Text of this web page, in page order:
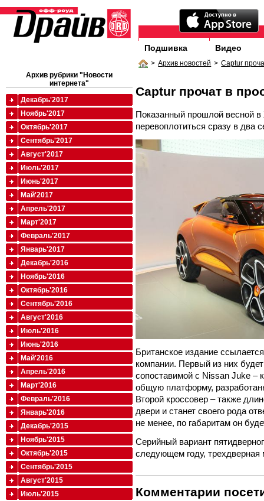
Подшивка Видео
> Архив новостей > Captur
Captur прочат в
Показанный прошлой весной
перевоплотиться сразу в два
Британское издание
компании. Первый из них
сопоставимой с Nissan Juke –
общую платформу,
Второй кроссовер – также
двери и станет своего рода
не менее, по габаритам он
Серийный вариант
следующем году, трехдверная
Комментарии
Архив рубрики "Новости
интернета"
Декабрь'2017
Ноябрь'2017
Октябрь'2017
Сентябрь'2017
Август'2017
Июль'2017
Июнь'2017
Май'2017
Апрель'2017
Март'2017
Февраль'2017
Январь'2017
Декабрь'2016
Ноябрь'2016
Октябрь'2016
Сентябрь'2016
Август'2016
Июль'2016
Июнь'2016
Май'2016
Апрель'2016
Март'2016
Февраль'2016
Январь'2016
Декабрь'2015
Ноябрь'2015
Октябрь'2015
Сентябрь'2015
Август'2015
Июль'2015